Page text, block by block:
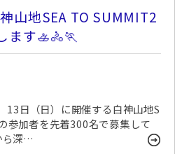
山地SEA TO SUMMIT2
ます🚣🚴🏃
13日（日）に開催する白神山地S
参加者を先着300名で募集して
ら深…